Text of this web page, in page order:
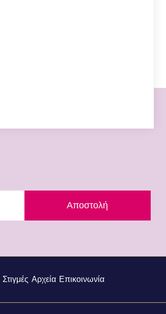
Αποστολή
Στιγμές Αρχεία Επικοινωνία